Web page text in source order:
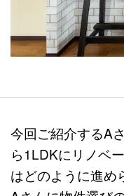
今回ご紹介するA
ら1LDKにリノベ
はどのように進め